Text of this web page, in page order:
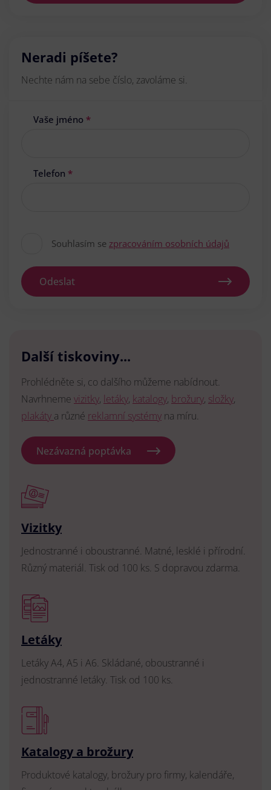
Neradi píšete?
Nechte nám na sebe číslo, zavoláme si.
Vaše jméno *
Telefon *
Souhlasím se zpracováním osobních údajů
Odeslat
Další tiskoviny...
Prohlédněte si, co dalšího můžeme nabídnout.
Navrhneme vizitky, letáky, katalogy, brožury, složky,
plakáty a různé reklamní systémy na míru.
Nezávazná poptávka
Vizitky
Jednostranné i oboustranné. Matné, lesklé i přírodní.
Různý materiál. Tisk od 100 ks. S dopravou zdarma.
Letáky
Letáky A4, A5 i A6. Skládané, oboustranné i
jednostranné letáky. Tisk od 100 ks.
Katalogy a brožury
Produktové katalogy, brožury pro firmy, kalendáře,